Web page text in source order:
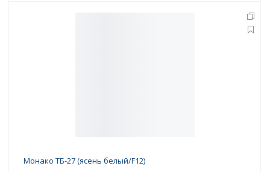
Монако ТБ-27 (ясень белый/F12)